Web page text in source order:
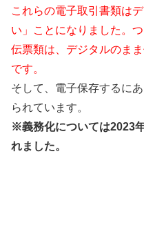
これらの電子取引書類は
い」ことになりました。
伝票類は、デジタルのま
です。
そして、電子保存するに
られています。
※義務化については2023
れました。